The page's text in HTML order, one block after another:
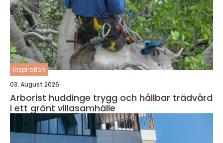
inspiration
03. August 2026
Arborist huddinge trygg och hållbar trädvård
i ett grönt villasamhälle